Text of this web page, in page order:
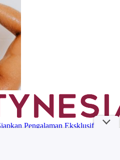
Pengalaman Eksklusif untuk